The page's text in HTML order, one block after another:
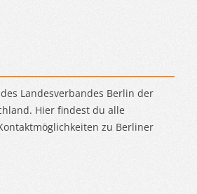
Landesverbandes Berlin der
Hier findest du alle
zu Berliner